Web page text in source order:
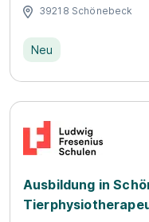
39218 Schönebeck
Neu
Ausbildung in